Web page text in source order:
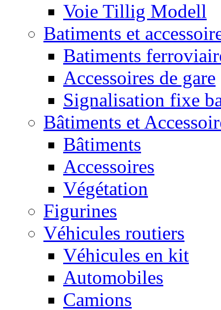
Voie Tillig Modell
Batiments et
Batiments
Accessoires de gare
Signalisation fixe
Bâtiments et
Bâtiments
Accessoires
Végétation
Figurines
Véhicules routiers
Véhicules en kit
Automobiles
Camions